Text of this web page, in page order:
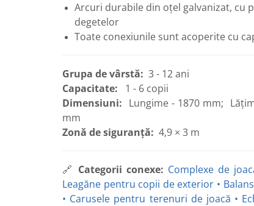
Oferte și Proiecte
Educativ / Creativ
Panouri Interactive
Instrumente Muzicale
Mobilier Urban
Pardoseli din Cauciuc
Arcuri durabile din oțel galvanizat, cu
degetelor
Toate conexiunile sunt acoperite cu
Grupa de vârstă: 3 - 12 ani
Capacitate: 1 - 6 copii
Dimensiuni: Lungime - 1870 mm;
mm
Zonă de siguranță: 4,9 × 3 m
🔗 Categorii conexe: Complexe de
Leagăne pentru copii de exterior •
• Carusele pentru terenuri de joacă •